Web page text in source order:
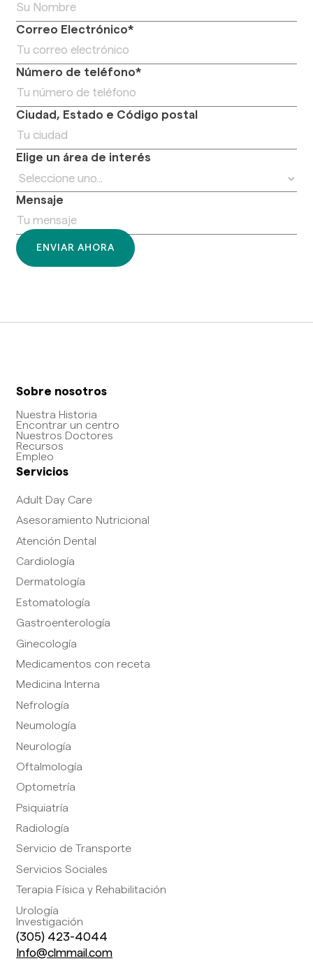
Correo Electrónico*
Número de teléfono*
Ciudad, Estado e Código postal
Elige un área de interés
Mensaje
Sobre nosotros
Nuestra Historia
Encontrar un centro
Nuestros Doctores
Recursos
Empleo
Servicios
Adult Day Care
Asesoramiento Nutricional
Atención Dental
Cardiología
Dermatología
Estomatología
Gastroenterología
Ginecología
Medicamentos con receta
Medicina Interna
Nefrología
Neumología
Neurología
Oftalmología
Optometría
Psiquiatría
Radiología
Servicio de Transporte
Servicios Sociales
Terapia Física y Rehabilitación
Urología
Investigación
(305) 423-4044
Info@clmmail.com